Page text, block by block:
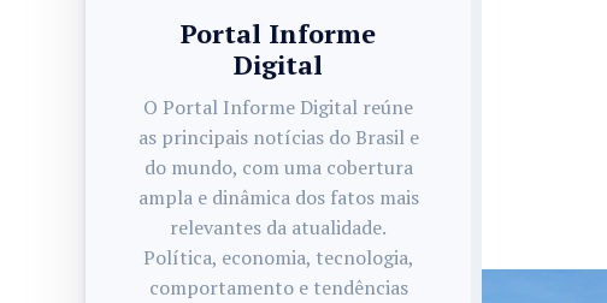
Portal Informe
Digital
O Portal Informe Digital reúne
as principais notícias do Brasil e
do mundo, com uma cobertura
ampla e dinâmica dos fatos mais
relevantes da atualidade.
Política, economia, tecnologia,
comportamento e tendências